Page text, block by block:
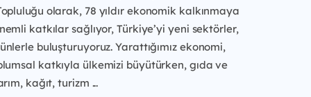
olarak, 78 yıldır ekonomik kalkınmaya
katkılar sağlıyor, Türkiye’yi yeni sektörler,
buluşturuyoruz. Yarattığımız ekonomi,
katkıyla ülkemizi büyütürken, gıda ve
kağıt, turizm ...